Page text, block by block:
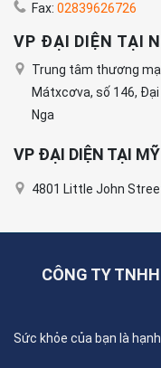
Fax: 02839626726
VP ĐẠI DIỆN TẠI
Trung tâm thương
Mátxcơva, số 146,
Nga
VP ĐẠI DIỆN TẠI MỸ
4801 Little John
CÔNG TY
Sức khỏe của bạn là